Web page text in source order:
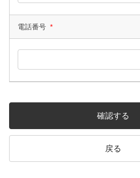
電話番号 *
確認する
戻る